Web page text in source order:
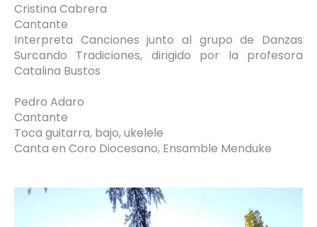
Cristina Cabrera
Cantante
Interpreta Canciones junto al grupo de Danzas
Surcando Tradiciones, dirigido por la profesora
Catalina Bustos
Pedro Adaro
Cantante
Toca guitarra, bajo, ukelele
Canta en Coro Diocesano, Ensamble Menduke